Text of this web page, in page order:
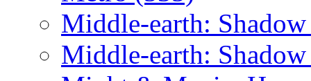
Middle-earth:
Middle-earth: